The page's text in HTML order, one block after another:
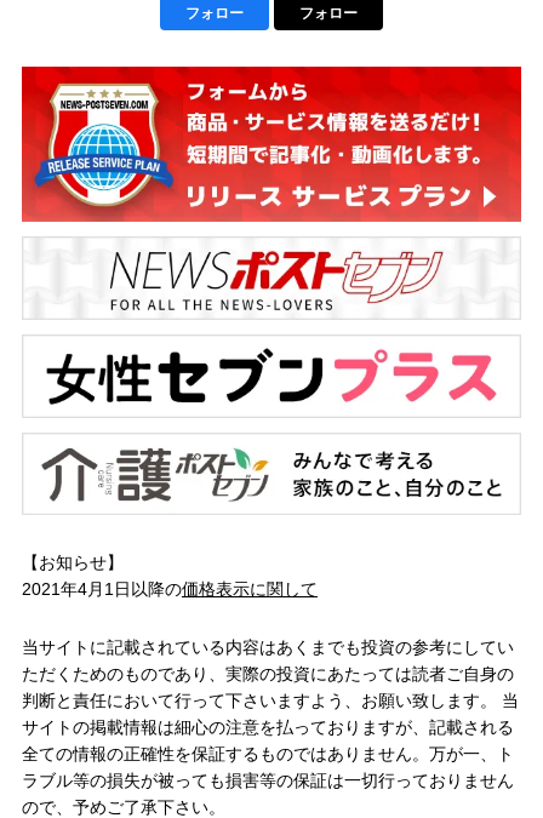
フォロー フォロー
【お知らせ】
2021年4月1日以降の価格表示に関して
当サイトに記載されている内容はあくまでも投資の参考にしてい
ただくためのものであり、実際の投資にあたっては読者ご自身の
判断と責任において行って下さいますよう、お願い致します。 当
サイトの掲載情報は細心の注意を払っておりますが、記載される
全ての情報の正確性を保証するものではありません。万が一、ト
ラブル等の損失が被っても損害等の保証は一切行っておりません
ので、予めご了承下さい。